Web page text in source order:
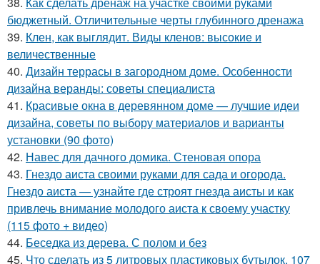
бюджетный. Отличительные черты глубинного дренажа
39. Клен, как выглядит. Виды кленов: высокие и
величественные
40. Дизайн террасы в загородном доме. Особенности
дизайна веранды: советы специалиста
41. Красивые окна в деревянном доме — лучшие идеи
дизайна, советы по выбору материалов и варианты
установки (90 фото)
42. Навес для дачного домика. Стеновая опора
43. Гнездо аиста своими руками для сада и огорода.
Гнездо аиста — узнайте где строят гнезда аисты и как
привлечь внимание молодого аиста к своему участку
(115 фото + видео)
44. Беседка из дерева. С полом и без
45. Что сделать из 5 литровых пластиковых бутылок. 107